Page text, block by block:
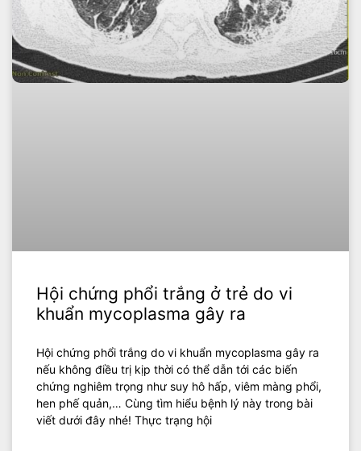
Hội chứng phổi trắng ở trẻ do vi
khuẩn mycoplasma gây ra
Hội chứng phổi trắng do vi khuẩn mycoplasma gây ra
nếu không điều trị kịp thời có thể dẫn tới các biến
chứng nghiêm trọng như suy hô hấp, viêm màng phổi,
hen phế quản,… Cùng tìm hiểu bệnh lý này trong bài
viết dưới đây nhé! Thực trạng hội